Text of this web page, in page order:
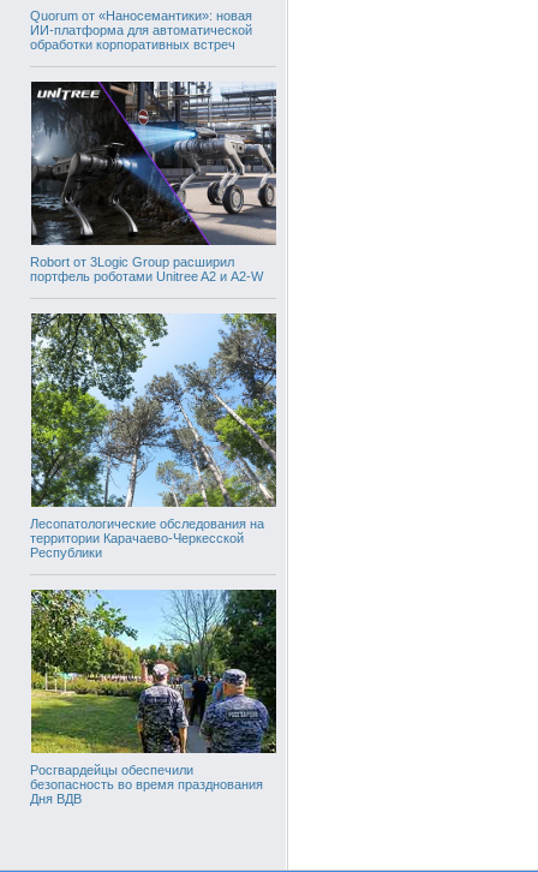
Quorum от «Наносемантики»: новая
ИИ-платформа для автоматической
обработки корпоративных встреч
Robort от 3Logic Group расширил
портфель роботами Unitree A2 и A2-W
Лесопатологические обследования на
территории Карачаево-Черкесской
Республики
Росгвардейцы обеспечили
безопасность во время празднования
Дня ВДВ